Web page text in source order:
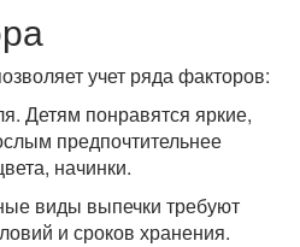
учет ряда факторов:
Детям понравятся яркие,
предпочтительнее
начинки.
виды выпечки требуют
и сроков хранения.